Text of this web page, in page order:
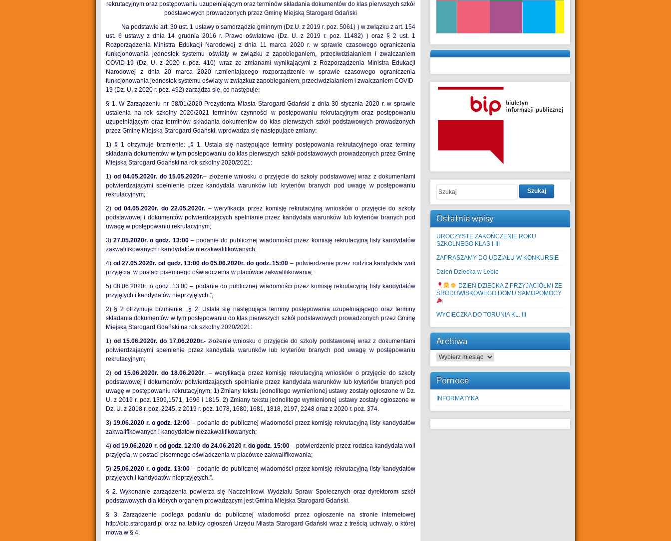
rekrutacyjnym oraz postępowaniu uzupełniającym oraz terminów składania dokumentów do klas pierwszych szkół
podstawowych prowadzonych przez Gminę Miejską Starogard Gdański
Na podstawie art. 30 ust. 1 ustawy o samorządzie gminnym (Dz.U. z 2019 r. poz. 5061) ) w związku z art. 154
ust. 6 ustawy z dnia 14 grudnia 2016 r. Prawo oświatowe (Dz. U. z 2019 r. poz. 11482) ) oraz § 2 ust. 1
Rozporządzenia Ministra Edukacji Narodowej z dnia 11 marca 2020 r. w sprawie czasowego ograniczenia
funkcjonowania jednostek systemu oświaty w związku z zapobieganiem, przeciwdziałaniem i zwalczaniem
COVID-19 (Dz. U. z 2020 r. poz. 410) wraz ze zmianami wynikającymi z Rozporządzenia Ministra Edukacji
Narodowej z dnia 20 marca 2020 r.zmieniającego rozporządzenie w sprawie czasowego ograniczenia
funkcjonowania jednostek systemu oświaty w związkuz zapobieganiem, przeciwdziałaniem i zwalczaniem COVID-
19 (Dz. U. z 2020 r. poz. 492) zarządza się, co następuje:
§ 1. W Zarządzeniu nr 58/01/2020 Prezydenta Miasta Starogard Gdański z dnia 30 stycznia 2020 r. w sprawie
ustalenia na rok szkolny 2020/2021 terminów czynności w postępowaniu rekrutacyjnym oraz postępowaniu
uzupełniającym oraz terminów składania dokumentów do klas pierwszych szkół podstawowych prowadzonych
przez Gminę Miejską Starogard Gdański, wprowadza się następujące zmiany:
1) § 1 otrzymuje brzmienie: „§ 1. Ustala się następujące terminy postępowania rekrutacyjnego oraz terminy
składania dokumentów w tym postępowaniu do klas pierwszych szkół podstawowych prowadzonych przez Gminę
Miejską Starogard Gdański na rok szkolny 2020/2021:
1) od 04.05.2020r. do 15.05.2020r.– złożenie wniosku o przyjęcie do szkoły podstawowej wraz z dokumentami
potwierdzającymi spełnienie przez kandydata warunków lub kryteriów branych pod uwagę w postępowaniu
rekrutacyjnym;
2) od 04.05.2020r. do 22.05.2020r. – weryfikacja przez komisję rekrutacyjną wniosków o przyjęcie do szkoły
podstawowej i dokumentów potwierdzających spełnianie przez kandydata warunków lub kryteriów branych pod
uwagę w postępowaniu rekrutacyjnym;
3)27.05.2020r. o godz. 13:00 – podanie do publicznej wiadomości przez komisję rekrutacyjną listy kandydatów
zakwalifikowanych i kandydatów niezakwalifikowanych;
4) od 27.05.2020r. od godz. 13:00 do 05.06.2020r. do godz. 15:00 – potwierdzenie przez rodzica kandydata woli
przyjęcia, w postaci pisemnego oświadczenia w placówce zakwalifikowania;
5) 08.06.2020r. o godz. 13:00 – podanie do publicznej wiadomości przez komisję rekrutacyjną listy kandydatów
przyjętych i kandydatów nieprzyjętych.”;
2) § 2 otrzymuje brzmienie: „§ 2. Ustala się następujące terminy postępowania uzupełniającego oraz terminy
składania dokumentów w tym postępowaniu do klas pierwszych szkół podstawowych prowadzonych przez Gminę
Miejską Starogard Gdański na rok szkolny 2020/2021:
1) od 15.06.2020r. do 17.06.2020r.-złożenie wniosku o przyjęcie do szkoły podstawowej wraz z dokumentami
potwierdzającymi spełnienie przez kandydata warunków lub kryteriów branych pod uwagę w postępowaniu
rekrutacyjnym;
2) od 15.06.2020r. do 18.06.2020r. – weryfikacja przez komisję rekrutacyjną wniosków o przyjęcie do szkoły
podstawowej i dokumentów potwierdzających spełnianie przez kandydata warunków lub kryteriów branych pod
uwagę w postępowaniu rekrutacyjnym; 1) Zmiany tekstu jednolitego wymienionej ustawy zostały ogłoszone w Dz.
U. z 2019 r. poz. 1309,1571, 1696 i 1815. 2) Zmiany tekstu jednolitego wymienionej ustawy zostały ogłoszone w
Dz. U. z 2018 r. poz. 2245, z 2019 r. poz. 1078, 1680, 1681, 1818, 2197, 2248 oraz z 2020 r. poz. 374.
3) 19.06.2020 r. o godz. 12:00– podanie do publicznej wiadomości przez komisję rekrutacyjną listy kandydatów
zakwalifikowanych i kandydatów niezakwalifikowanych;
4)od 19.06.2020 r. od godz. 12:00 do 24.06.2020 r. do godz. 15:00– potwierdzenie przez rodzica kandydata woli
przyjęcia, w postaci pisemnego oświadczenia w placówce zakwalifikowania;
5) 25.06.2020 r. o godz. 13:00 – podanie do publicznej wiadomości przez komisję rekrutacyjną listy kandydatów
przyjętych i kandydatów nieprzyjętych.”.
§ 2. Wykonanie zarządzenia powierza się Naczelnikowi Wydziału Spraw Społecznych oraz dyrektorom szkół
podstawowych dla których organem prowadzącym jest Gmina Miejska Starogard Gdański.
§ 3. Zarządzenie podlega podaniu do publicznej wiadomości przez ogłoszenie na stronie internetowej
http://bip.starogard.pl oraz na tablicy ogłoszeń Urzędu Miasta Starogard Gdański wraz z treścią uchwały, o której
mowa w § 4.
Szukaj
Ostatnie wpisy
UROCZYSTE ZAKOŃCZENIE ROKU
SZKOLNEGO KLAS I-III
ZAPRASZAMY DO UDZIAŁU W KONKURSIE
Dzień Dziecka w Łebie
DZIEŃ DZIECKA Z PRZYJACIÓŁMI ZE
ŚRODOWISKOWEGO DOMU SAMOPOMOCY
WYCIECZKA DO TORUNIA KL. III
Archiwa
Archiwa
Pomoce
INFORMATYKA